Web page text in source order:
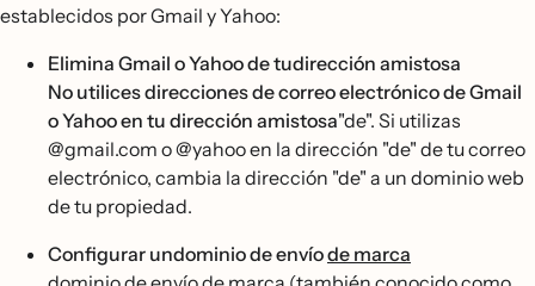
establecidos por Gmail y Yahoo:
Elimina Gmail o Yahoo de tudirección amistosa
No utilices direcciones de correo electrónico de Gmail
o Yahoo en tu dirección amistosa"de". Si utilizas
@gmail.com o @yahoo en la dirección "de" de tu correo
electrónico, cambia la dirección "de" a un dominio web
de tu propiedad.
Configurar undominio de envíode marca